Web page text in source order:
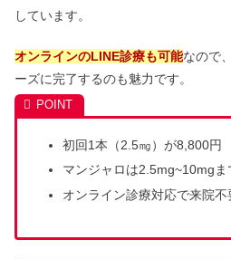
しています。
オンラインのLINE診療も可能なので
ーズに完了するのも魅力です。
初回1本（2.5㎎）が8,800円
マンジャロは2.5mg~10mgま
オンライン診療対応で来院不